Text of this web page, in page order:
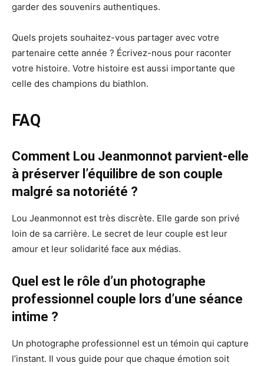
garder des souvenirs authentiques.
Quels projets souhaitez-vous partager avec votre
partenaire cette année ? Écrivez-nous pour raconter
votre histoire. Votre histoire est aussi importante que
celle des champions du biathlon.
FAQ
Comment Lou Jeanmonnot parvient-elle
à préserver l’équilibre de son couple
malgré sa notoriété ?
Lou Jeanmonnot est très discrète. Elle garde son privé
loin de sa carrière. Le secret de leur couple est leur
amour et leur solidarité face aux médias.
Quel est le rôle d’un photographe
professionnel couple lors d’une séance
intime ?
Un photographe professionnel est un témoin qui capture
l’instant. Il vous guide pour que chaque émotion soit